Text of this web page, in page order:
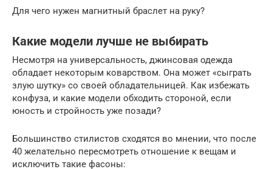
Для чего нужен магнитный браслет на руку?
Какие модели лучше не выбирать
Несмотря на универсальность, джинсовая одежда
обладает некоторым коварством. Она может «сыграть
злую шутку» со своей обладательницей. Как избежать
конфуза, и какие модели обходить стороной, если
юность и стройность уже позади?
Большинство стилистов сходятся во мнении, что после
40 желательно пересмотреть отношение к вещам и
исключить такие фасоны: